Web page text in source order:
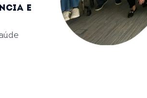
e